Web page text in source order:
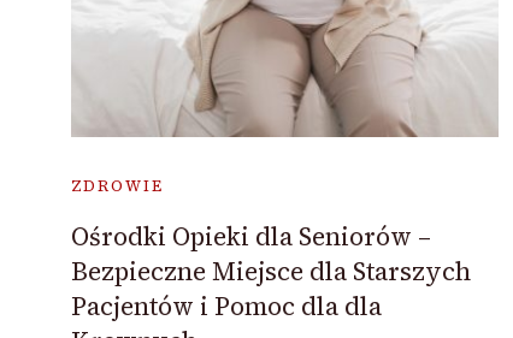
ZDROWIE
Ośrodki Opieki dla Seniorów –
Bezpieczne Miejsce dla Starszych
Pacjentów i Pomoc dla dla